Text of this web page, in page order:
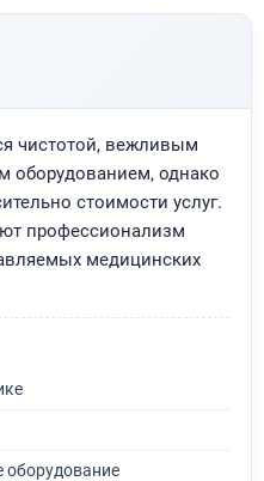
чистотой, вежливым
оборудованием, однако
стоимости услуг.
профессионализм
медицинских
оборудование